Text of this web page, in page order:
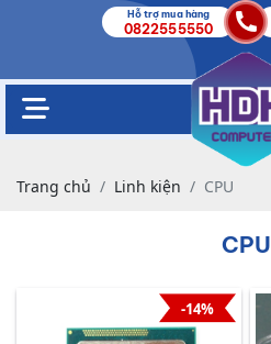
Hỗ trợ mua hàng
0822555550
Trang chủ Linh kiện CPU
CPU
-14%